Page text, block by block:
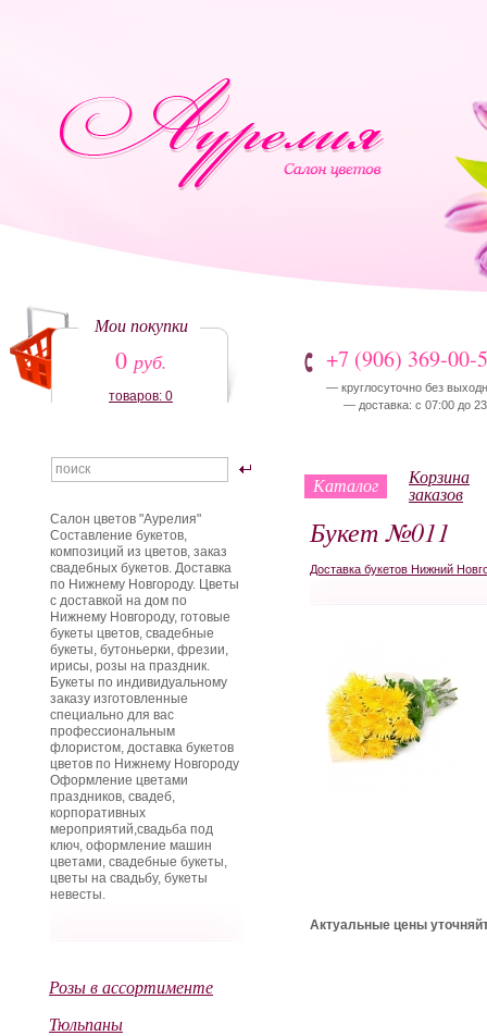
Мои покупки
0 руб.
товаров: 0
+7 (906) 369-00-
— круглосуточно без
— доставка: с 07:00 до
Каталог Корзина
заказов
Букет №011
Доставка букетов Нижний
Актуальные цены
Салон цветов "Аурелия"
Составление букетов,
композиций из цветов, заказ
свадебных букетов. Доставка
по Нижнему Новгороду. Цветы
с доставкой на дом по
Нижнему Новгороду, готовые
букеты цветов, свадебные
букеты, бутоньерки, фрезии,
ирисы, розы на праздник.
Букеты по индивидуальному
заказу изготовленные
специально для вас
профессиональным
флористом, доставка букетов
цветов по Нижнему Новгороду
Оформление цветами
праздников, свадеб,
корпоративных
мероприятий,свадьба под
ключ, оформление машин
цветами, свадебные букеты,
цветы на свадьбу, букеты
невесты.
Розы в ассортименте
Тюльпаны